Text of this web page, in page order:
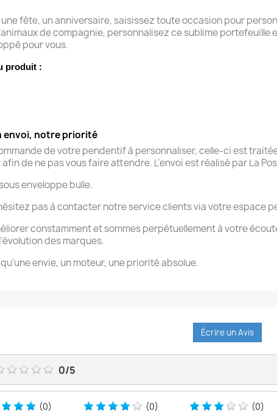
fête, un anniversaire, saisissez toute occasion pour
de compagnie, personnalisez ce sublime portefeuille
pour vous.
produit :
envoi, notre priorité
de votre pendentif à personnaliser, celle-ci est
de ne pas vous faire attendre. L'envoi est réalisé par La
enveloppe bulle.
pas à contacter notre service clients via votre espace
constamment et sommes perpétuellement à votre
des marques.
envie, un moteur, une priorité absolue.
Écrire un Avis
0/5
(0) (0) (0)